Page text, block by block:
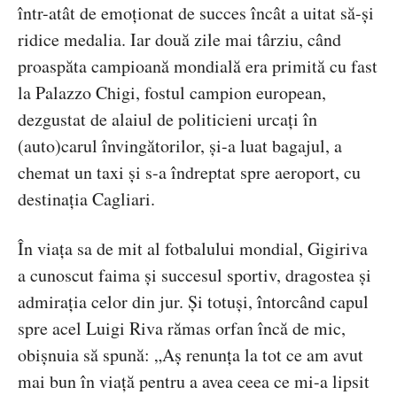
într-atât de emoționat de succes încât a uitat să-și
ridice medalia. Iar două zile mai târziu, când
proaspăta campioană mondială era primită cu fast
la Palazzo Chigi, fostul campion european,
dezgustat de alaiul de politicieni urcați în
(auto)carul învingătorilor, și-a luat bagajul, a
chemat un taxi și s-a îndreptat spre aeroport, cu
destinația Cagliari.
În viața sa de mit al fotbalului mondial, Gigiriva
a cunoscut faima și succesul sportiv, dragostea și
admirația celor din jur. Și totuși, întorcând capul
spre acel Luigi Riva rămas orfan încă de mic,
obișnuia să spună: „Aș renunța la tot ce am avut
mai bun în viață pentru a avea ceea ce mi-a lipsit